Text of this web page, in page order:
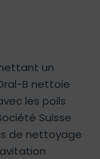
un
B nettoie
les poils
Suisse
de nettoyage